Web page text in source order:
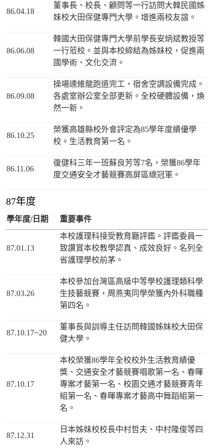
86.04.18
董事長、校長、顧問等一行訪問大韓民國姊
妹校大田保健專門大學。增進兩校友誼。
86.06.08
韓國大田保健專門大學前學長安炳斌教授等
一行蒞校。並與本校締結為姊妹校，促進兩
國學術、文化交流。
86.09.08
操場速維龍跑道完工，宿舍空調設備完成。
各處室辦公室全部更新。全校硬體設備，煥
然一新。
86.10.25
榮獲高雄縣校外會評定為85學年度績優學
校。生活教育第一名。
86.11.06
復健科三年一班蘇良芳等7名，榮獲86學年
度交通安全才藝競賽高屏區總冠軍。
87年度
學年度/日期 重要事件
87.01.13
本校護理科接受教育廳評鑑。評鑑委員一
致讚賞本校教學認真、成效良好。名列全
省護理學校前茅。
87.03.26
本校參加台灣區高級中等學校護理類科學
生技藝競賽，周燕夷同學榮獲內外科職種
第四名。
87.10.17~20
董事長與訓導主任訪問韓國姊妹校大田保
健大學。
87.10.17
本校榮獲86學年全校校外生活教育績優
獎、交通安全才藝競賽唱歌第一名、春暉
專案才藝第一名、校園交通才藝競賽青年
組第一名、春暉專案才藝高中舞蹈組第一
名。
87.12.31
日本姊妹校校長中村哲夫、中村隆俊等四
人來訪。